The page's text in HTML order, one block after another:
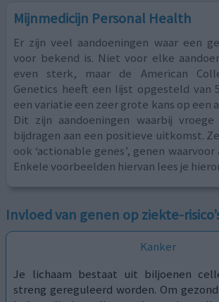
Mijnmedicijn Personal Health
Er zijn veel aandoeningen waar een
voor bekend is. Niet voor elke
even sterk, maar de American
Genetics heeft een lijst opgesteld van
een variatie een zeer grote kans op een
Dit zijn aandoeningen waarbij
bijdragen aan een positieve uitkomst.
ook ‘actionable genes’, genen
Enkele voorbeelden hiervan lees je
Invloed van genen op ziekte-
Kanker
Je lichaam bestaat uit biljoenen
streng gereguleerd worden. Om